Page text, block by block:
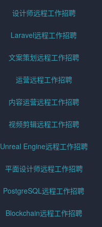
设计师远程工作招聘
Laravel远程工作招聘
文案策划远程工作招聘
运营远程工作招聘
内容运营远程工作招聘
视频剪辑远程工作招聘
Unreal Engine远程工作招聘
平面设计师远程工作招聘
PostgreSQL远程工作招聘
Blockchain远程工作招聘